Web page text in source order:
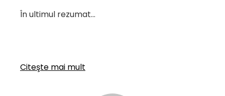
În ultimul rezumat…
Citeşte mai mult